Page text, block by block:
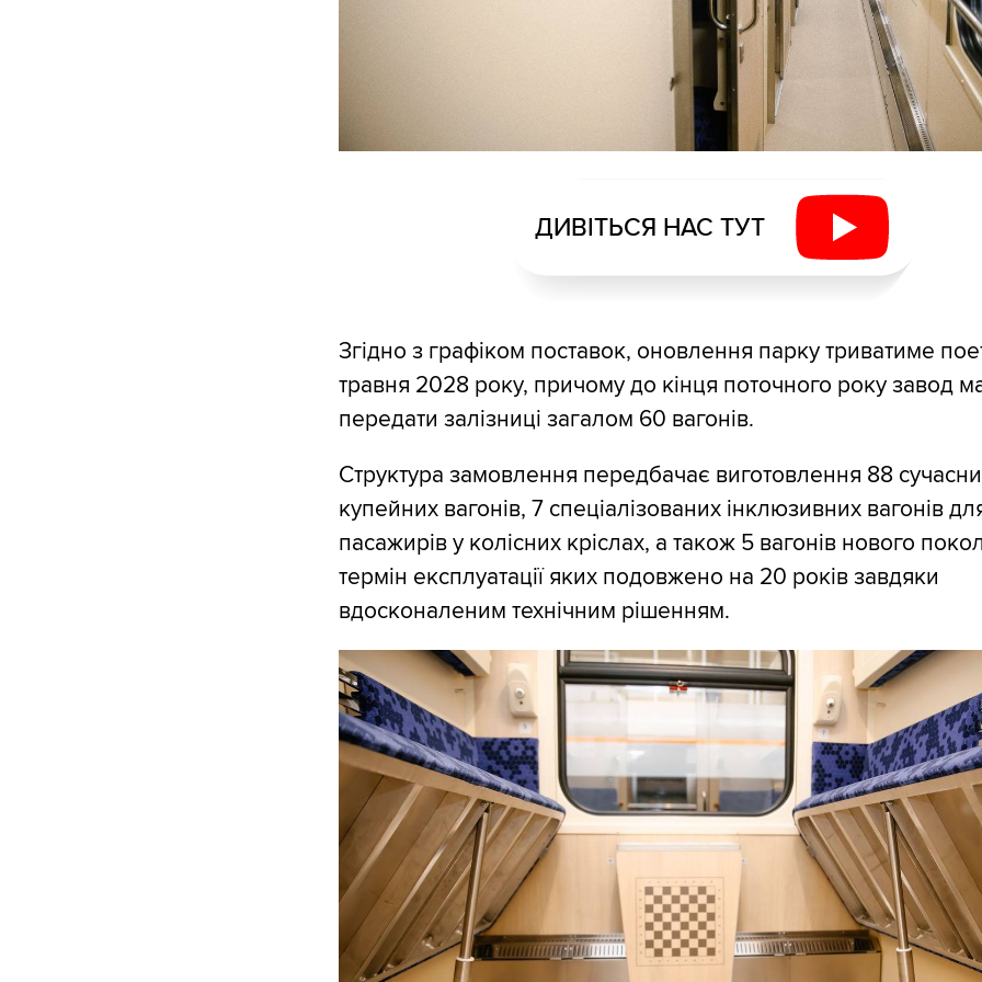
ДИВІТЬСЯ НАС ТУТ
Згідно з графіком поставок, оновлення парку триватиме
травня 2028 року, причому до кінця поточного року завод
передати залізниці загалом 60 вагонів.
Структура замовлення передбачає виготовлення 88
купейних вагонів, 7 спеціалізованих інклюзивних вагонів
пасажирів у колісних кріслах, а також 5 вагонів нового
термін експлуатації яких подовжено на 20 років завдяки
вдосконаленим технічним рішенням.